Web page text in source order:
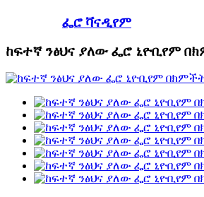
ፌሮ ቫናዲየም
ከፍተኛ ንፅህና ያለው ፌሮ ኒዮቢየም